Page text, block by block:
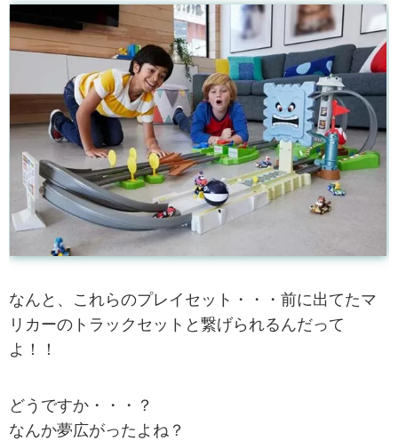
なんと、これらのプレイセット・・・前に出てたマ
リカーのトラックセットと繋げられるんだって
よ！！
どうですか・・・？
なんか夢広がったよね？